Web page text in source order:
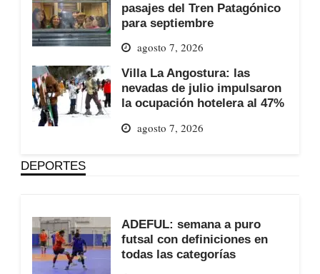
pasajes del Tren Patagónico
para septiembre
agosto 7, 2026
Villa La Angostura: las
nevadas de julio impulsaron
la ocupación hotelera al 47%
agosto 7, 2026
DEPORTES
ADEFUL: semana a puro
futsal con definiciones en
todas las categorías